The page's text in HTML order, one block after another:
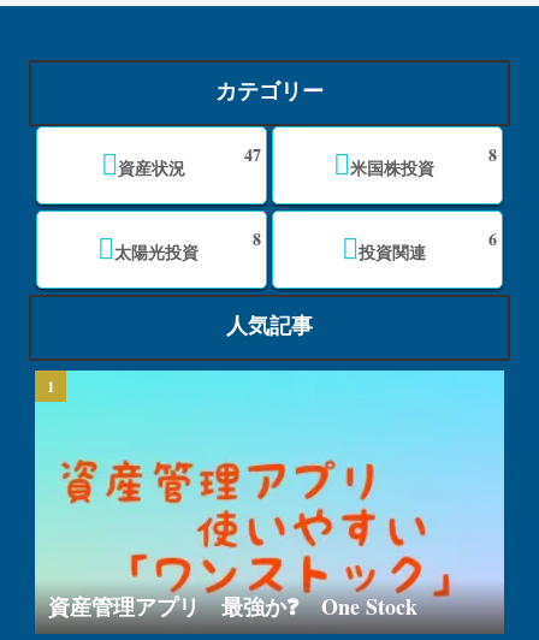
カテゴリー
資産状況
47
米国株投資
8
太陽光投資
8
投資関連
6
人気記事
資産管理アプリ 最強か❓ One Stock